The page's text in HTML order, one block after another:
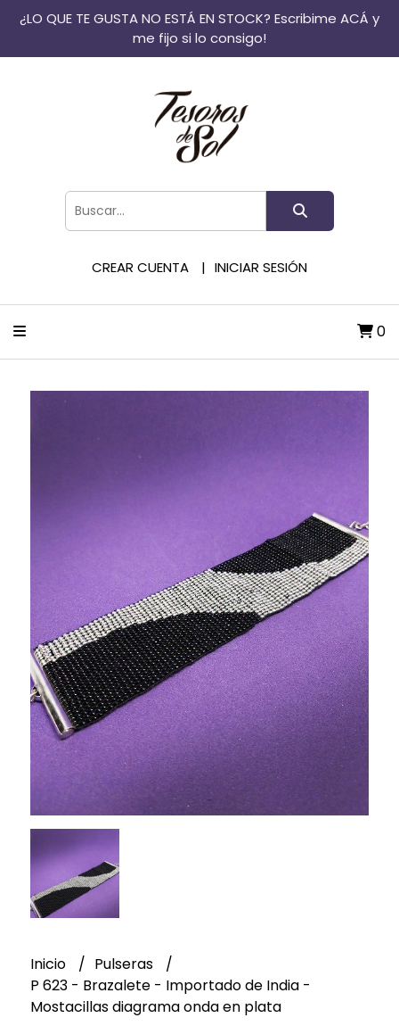
¿LO QUE TE GUSTA NO ESTÁ EN STOCK? Escribime ACÁ y
me fijo si lo consigo!
CREAR CUENTA INICIAR SESIÓN
0
Inicio
Pulseras
P 623 - Brazalete - Importado de India -
Mostacillas diagrama onda en plata